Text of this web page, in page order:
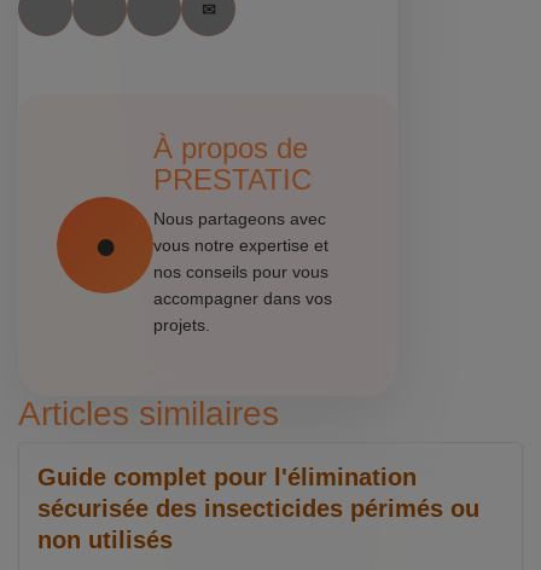
À propos de
PRESTATIC
Nous partageons avec
vous notre expertise et
nos conseils pour vous
accompagner dans vos
projets.
Articles similaires
Guide complet pour l'élimination
sécurisée des insecticides périmés ou
non utilisés